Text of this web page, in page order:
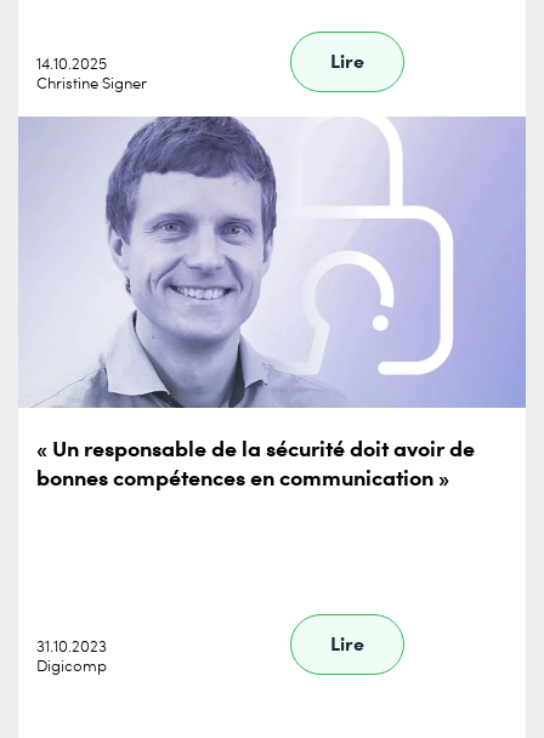
14.10.2025
Christine Signer
Lire
« Un responsable de la sécurité doit avoir de
bonnes compétences en communication »
31.10.2023
Digicomp
Lire